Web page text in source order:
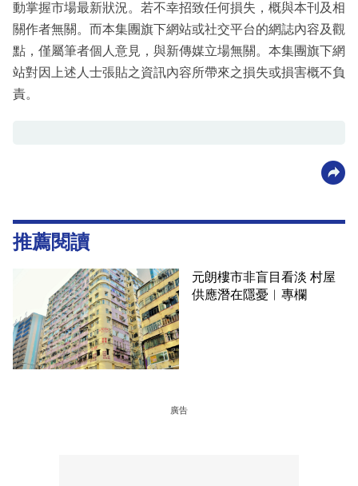
動掌握市場最新狀況。若不幸招致任何損失，概與本刊及相
關作者無關。而本集團旗下網站或社交平台的網誌內容及觀
點，僅屬筆者個人意見，與新傳媒立場無關。本集團旗下網
站對因上述人士張貼之資訊內容所帶來之損失或損害概不負
責。
推薦閱讀
元朗樓市非盲目看淡 村屋
供應潛在隱憂︳專欄
廣告